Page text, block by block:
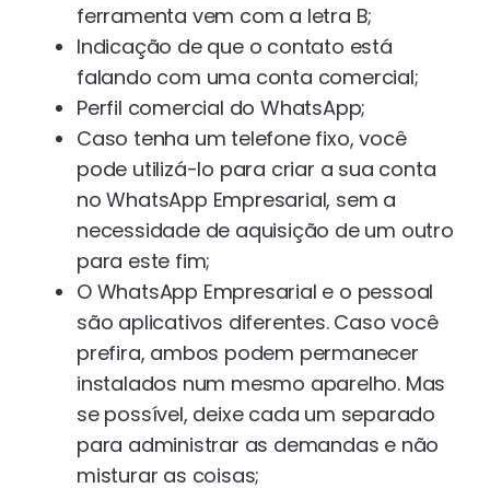
ferramenta vem com a letra B;
Indicação de que o contato está
falando com uma conta comercial;
Perfil comercial do WhatsApp;
Caso tenha um telefone fixo, você
pode utilizá-lo para criar a sua conta
no WhatsApp Empresarial, sem a
necessidade de aquisição de um outro
para este fim;
O WhatsApp Empresarial e o pessoal
são aplicativos diferentes. Caso você
prefira, ambos podem permanecer
instalados num mesmo aparelho. Mas
se possível, deixe cada um separado
para administrar as demandas e não
misturar as coisas;